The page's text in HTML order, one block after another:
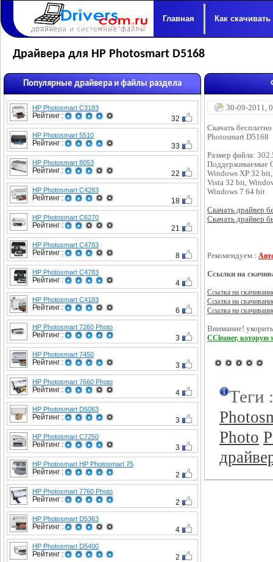
Главная Как скачивать
Драйвера для HP Photosmart D5168
Популярные драйвера и файлы раздела
HP Photosmart C3183
Рейтинг : 32
HP Photosmart 5510
Рейтинг : 33
HP Photosmart 8053
Рейтинг : 22
HP Photosmart C4283
Рейтинг : 18
HP Photosmart C6270
Рейтинг : 21
HP Photosmart C4783
Рейтинг : 8
HP Photosmart C4783
Рейтинг : 4
HP Photosmart C4183
Рейтинг : 6
HP Photosmart 7260 Photo
Рейтинг : 3
HP Photosmart 7450
Рейтинг : 3
HP Photosmart 7660 Photo
Рейтинг : 4
HP Photosmart D5063
Рейтинг : 3
HP Photosmart C7250
Рейтинг : 3
HP Photosmart HP Photosmart 75
Рейтинг : 2
HP Photosmart 7760 Photo
Рейтинг : 2
HP Photosmart D5363
Рейтинг : 4
HP Photosmart D5400
Рейтинг : 2
30-09-2011,
Скачать
Photosmart D5168
Размер файла:
Поддерживаемые
Windows XP 32
Vista 32 bit,
Windows 7 64 bit
Скачать драйвер
Скачать драйвер
Рекомендуем :
Ссылки на
Ссылка на
Ссылка на
Ссылка на
Внимание!
CCleaner, которую
Теги
Photo